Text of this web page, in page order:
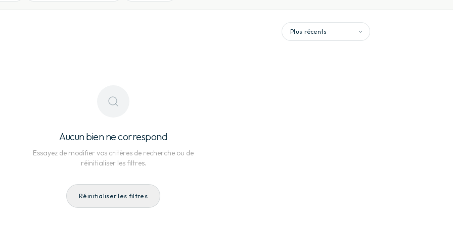
Aucun bien ne correspond
Essayez de modifier vos critères de recherche ou de
réinitialiser les filtres.
Réinitialiser les filtres